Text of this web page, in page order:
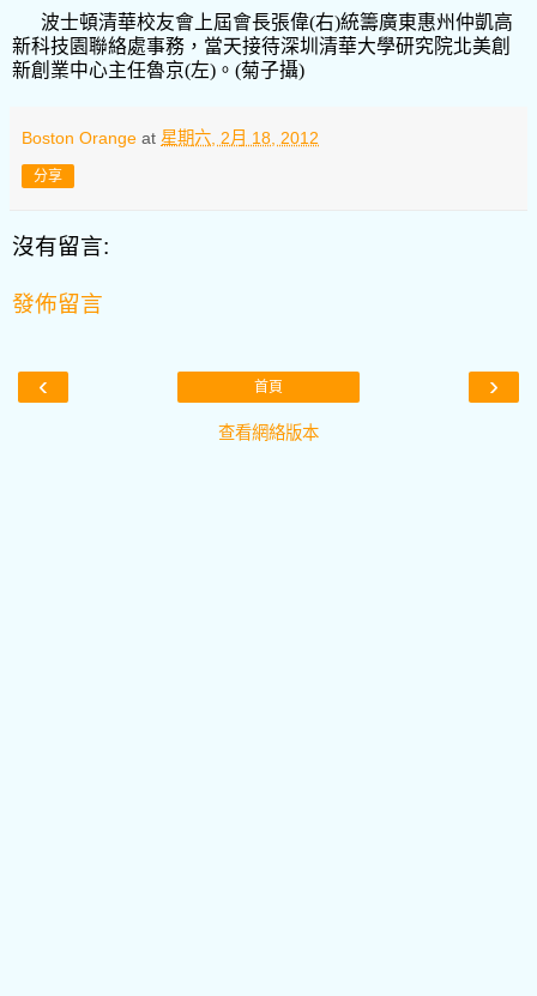
波士頓清華校友會上屆會長張偉(右)統籌廣東惠州仲凱高
新科技園聯絡處事務，當天接待深圳清華大學研究院北美創
新創業中心主任魯京(左) 。 (菊子攝)
Boston Orange at 星期六, 2月 18, 2012
分享
沒有留言:
發佈留言
‹ ›
首頁
查看網絡版本